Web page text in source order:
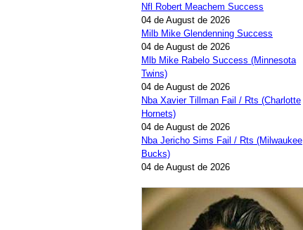
Nfl Robert Meachem Success
04 de August de 2026
Milb Mike Glendenning Success
04 de August de 2026
Mlb Mike Rabelo Success (Minnesota
Twins)
04 de August de 2026
Nba Xavier Tillman Fail / Rts (Charlotte
Hornets)
04 de August de 2026
Nba Jericho Sims Fail / Rts (Milwaukee
Bucks)
04 de August de 2026